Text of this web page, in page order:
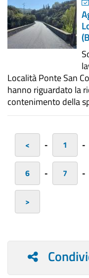
Località Ponte San
hanno riguardato la
contenimento della
< - 1 -
6 - 7 -
>